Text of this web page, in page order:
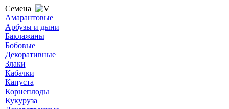
Семена
Амарантовые
Арбузы и дыни
Баклажаны
Бобовые
Декоративные
Злаки
Кабачки
Капуста
Корнеплоды
Кукуруза